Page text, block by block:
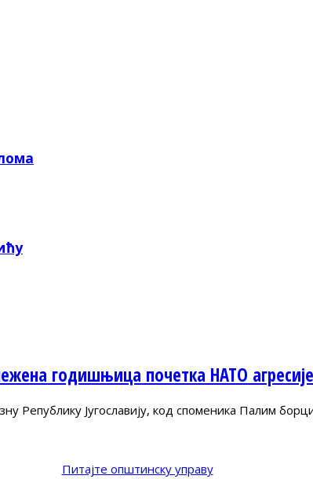
годишњица почетка НАТО агресије
Југославију, код споменика Палим
Питајте општинску управу